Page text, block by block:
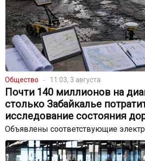
Общество 11:03, 3 августа
Почти 140 миллионов на
столько Забайкалье
исследование состояния
Объявлены соответствующие